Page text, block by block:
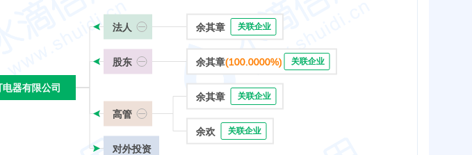
器有限公司
器有限公司
法人
股东
高管
对外投资
余其章 关联企业
余其章(100.0000%) 关联企业
余其章 关联企业
余欢 关联企业